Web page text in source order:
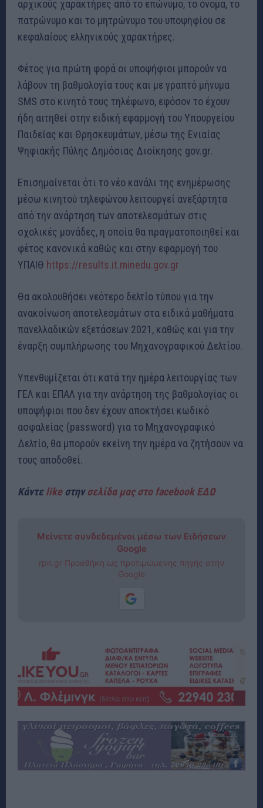
αρχικούς χαρακτήρες από το επώνυμο, το όνομα, το
πατρώνυμο και το μητρώνυμο του υποψηφίου σε
κεφαλαίους ελληνικούς χαρακτήρες.
Φέτος για πρώτη φορά οι υποψήφιοι μπορούν να
λάβουν τη βαθμολογία τους και με γραπτό μήνυμα
SMS στο κινητό τους τηλέφωνο, εφόσον το έχουν
ήδη αιτηθεί στην ειδική εφαρμογή του Υπουργείου
Παιδείας και Θρησκευμάτων, μέσω της Ενιαίας
Ψηφιακής Πύλης Δημόσιας Διοίκησης gov.gr.
Επισημαίνεται ότι το νέο κανάλι της ενημέρωσης
μέσω κινητού τηλεφώνου λειτουργεί ανεξάρτητα
από την ανάρτηση των αποτελεσμάτων στις
σχολικές μονάδες, η οποία θα πραγματοποιηθεί και
φέτος κανονικά καθώς και στην εφαρμογή του
ΥΠΑΙΘ https://results.it.minedu.gov.gr
Θα ακολουθήσει νεότερο δελτίο τύπου για την
ανακοίνωση αποτελεσμάτων στα ειδικά μαθήματα
πανελλαδικών εξετάσεων 2021, καθώς και για την
έναρξη συμπλήρωσης του Μηχανογραφικού Δελτίου.
Υπενθυμίζεται ότι κατά την ημέρα λειτουργίας των
ΓΕΛ και ΕΠΑΛ για την ανάρτηση της βαθμολογίας οι
υποψήφιοι που δεν έχουν αποκτήσει κωδικό
ασφαλείας (password) για το Μηχανογραφικό
Δελτίο, θα μπορούν εκείνη την ημέρα να ζητήσουν να
τους αποδοθεί.
Κάντεlikeστηνσελίδα μας στο facebook ΕΔΩ
Μείνετε συνδεδεμένοι μέσω των Ειδήσεων
Google
rpn.gr Προσθήκη ως προτιμώμενης πηγής στην
Google